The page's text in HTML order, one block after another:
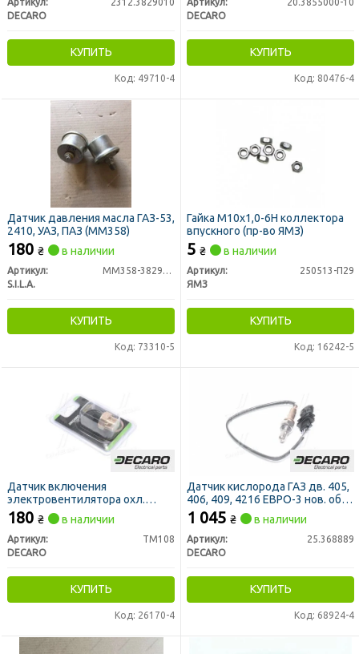
Артикул:
2312.3829010
DECARO
КУПИТЬ
Код: 49710-4
Артикул:
20.3855000-10
DECARO
КУПИТЬ
Код: 80476-4
Датчик давления масла ГАЗ-53,
2410, УАЗ, ПАЗ (ММ358)
180 ₴ в наличии
Артикул:
ММ358-3829010
S.I.L.A.
КУПИТЬ
Код: 73310-5
Гайка М10х1,0-6Н коллектора
впускного (пр-во ЯМЗ)
5 ₴ в наличии
Артикул:
250513-П29
ЯМЗ
КУПИТЬ
Код: 16242-5
Датчик включения
электровентилятора охл.
КАМАЗ, КРАЗ, ВАЗ 2103-2107,
ВОЛГА, ГАЗЕЛЬ,СОБОЛЬ (t 92-
87) (DECARO)
180 ₴ в наличии
Артикул:
ТМ108
DECARO
КУПИТЬ
Код: 26170-4
Датчик кислорода ГАЗ дв. 405,
406, 409, 4216 ЕВРО-3 нов. обр.
(DECARO)
1 045 ₴ в наличии
Артикул:
25.368889
DECARO
КУПИТЬ
Код: 68924-4